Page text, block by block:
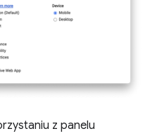
z panelu